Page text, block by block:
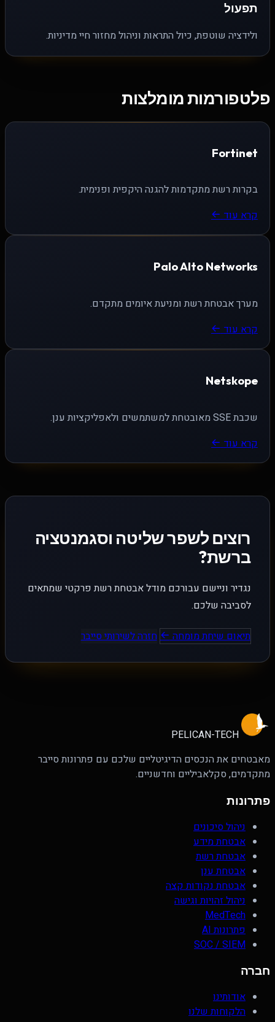
תפעול
ולידציה שוטפת, כיול התראות וניהול מחזור חיי מדיניות.
פלטפורמות מומלצות
Fortinet
בקרות רשת מתקדמות להגנה היקפית ופנימית.
קרא עוד
Palo Alto Networks
מערך אבטחת רשת ומניעת איומים מתקדם.
קרא עוד
Netskope
שכבת SSE מאובטחת למשתמשים ולאפליקציות ענן.
קרא עוד
רוצים לשפר שליטה וסגמנטציה
ברשת?
נגדיר וניישם עבורכם מודל אבטחת רשת פרקטי שמתאים
לסביבה שלכם.
תיאום שיחת מומחה חזרה לשירותי סייבר
PELICAN-TECH
מאבטחים את הנכסים הדיגיטליים שלכם עם פתרונות סייבר
מתקדמים, סקלאביליים וחדשניים.
פתרונות
ניהול סיכונים
אבטחת מידע
אבטחת רשת
אבטחת ענן
אבטחת נקודות קצה
ניהול זהויות וגישה
MedTech
פתרונות AI
SOC / SIEM
חברה
אודותינו
הלקוחות שלנו